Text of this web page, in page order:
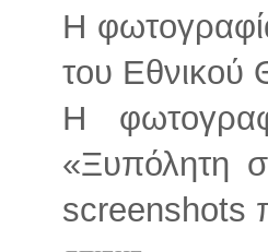
Η
του Εθνικού
Η
«Ξυπόλητη
screenshots